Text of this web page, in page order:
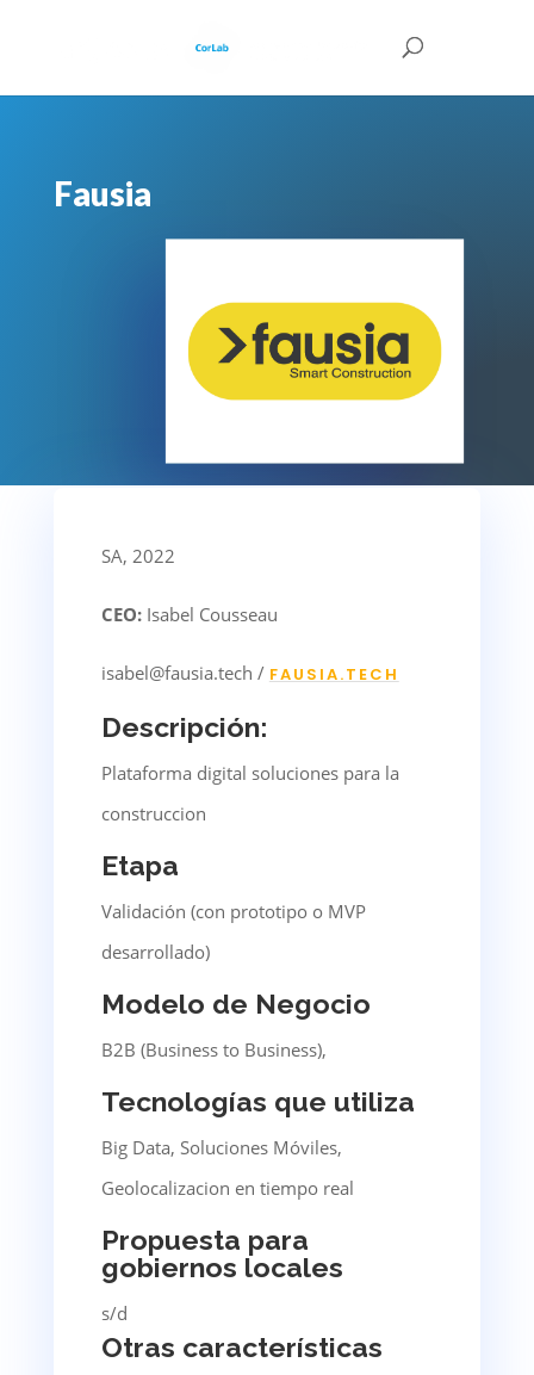
Fausia
SA, 2022
CEO: Isabel Cousseau
isabel@fausia.tech / FAUSIA.TECH
Descripción:
Plataforma digital soluciones para la
construccion
Etapa
Validación (con prototipo o MVP
desarrollado)
Modelo de Negocio
B2B (Business to Business),
Tecnologías que utiliza
Big Data, Soluciones Móviles,
Geolocalizacion en tiempo real
Propuesta para
gobiernos locales
s/d
Otras características